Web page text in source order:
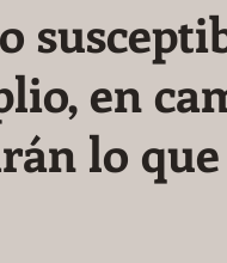
en
lo